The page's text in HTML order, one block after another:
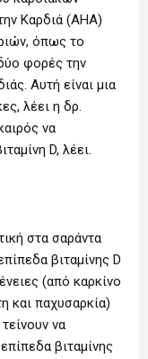
Καρδιά (AHA)
όπως το
φορές την
Αυτή είναι μια
λέει η δρ.
να
D, λέει.
στα σαράντα
βιταμίνης D
(από καρκίνο
και παχυσαρκία)
να
βιταμίνης